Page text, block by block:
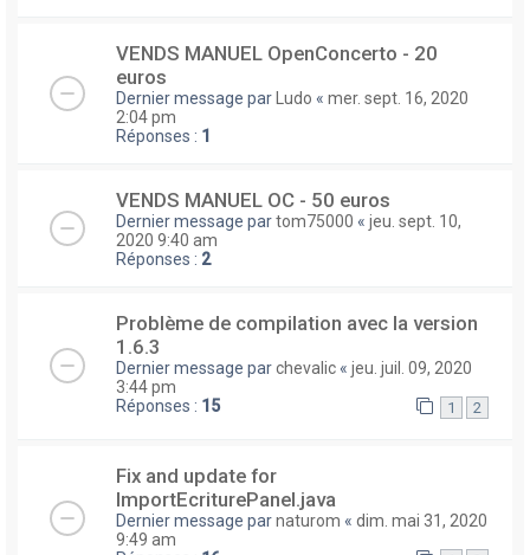
VENDS MANUEL OpenConcerto - 20
euros
Dernier message parLudo « mer. sept. 16, 2020
2:04 pm
Réponses : 1
VENDS MANUEL OC - 50 euros
Dernier message partom75000 « jeu. sept. 10,
2020 9:40 am
Réponses : 2
Problème de compilation avec la version
1.6.3
Dernier message parchevalic « jeu. juil. 09, 2020
3:44 pm
Réponses : 15 1 2
Fix and update for
ImportEcriturePanel.java
Dernier message parnaturom « dim. mai 31, 2020
9:49 am